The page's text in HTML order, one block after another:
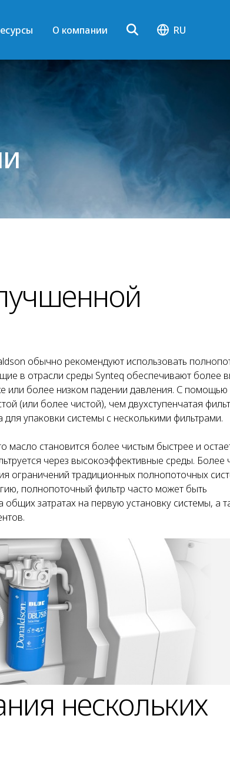
О компании RU
обычно рекомендуют использовать
в отрасли среды Synteq обеспечивают более
или более низком падении давления. С помощью
(или более чистой), чем двухступенчатая
упаковки системы с несколькими фильтрами.
масло становится более чистым быстрее и
через высокоэффективные среды. Более
ограничений традиционных полнопоточных
полнопоточный фильтр часто может быть
затратах на первую установку системы, а
нескольких